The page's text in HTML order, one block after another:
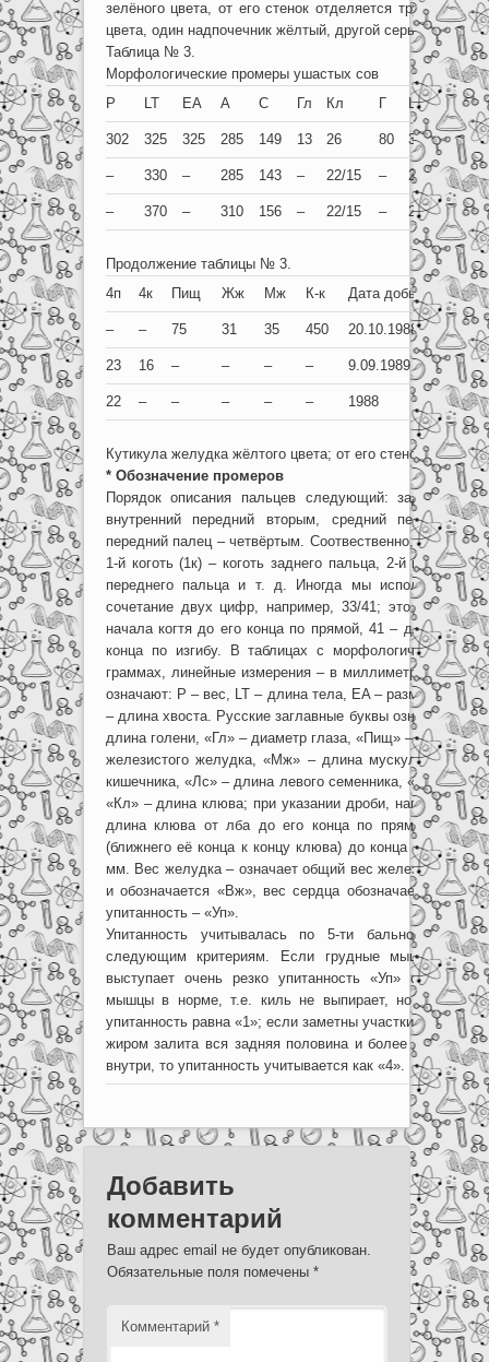
зелёного цвета, от его стенок отделяется трудно,
цвета, один надпочечник жёлтый, другой серый, как и
Таблица № 3.
Морфологические промеры ушастых сов
P
LT EA A C Гл Кл Г Ц 1п 1к
302 325 325 285 149 13 26 80 34 11 15
– 330 – 285 143 – 22/15 – 24 16 16
– 370 – 310 156 – 22/15 – 27 11 15
Продолжение таблицы № 3.
4п
4к Пищ Жж Мж К-к Дата добычи
– – 75 31 35 450 20.10.1988
23 16 – – – – 9.09.1989
22 – – – – – 1988
Кутикула желудка жёлтого цвета; от его стенок
* Обозначение промеров
Порядок описания пальцев следующий: задний
внутренний передний вторым, средний передний
передний палец – четвёртым. Соотвественно, мы
1-й коготь (1к) – коготь заднего пальца, 2-й коготь (2к)
переднего пальца и т. д. Иногда мы использовали в
сочетание двух цифр, например, 33/41; это
начала когтя до его конца по прямой, 41 – длина
конца по изгибу. В таблицах с морфологическими
граммах, линейные измерения – в миллиметрах.
означают: P – вес, LT – длина тела, EA – размах
– длина хвоста. Русские заглавные буквы означают:
длина голени, «Гл» – диаметр глаза, «Пищ» – длина
железистого желудка, «Мж» – длина мускулистого
кишечника, «Лс» – длина левого семенника, «Пс» –
«Кл» – длина клюва; при указании дроби, например,
длина клюва от лба до его конца по прямой 30 мм,
(ближнего её конца к концу клюва) до конца клюва по
мм. Вес желудка – означает общий вес железистого и
и обозначается «Вж», вес сердца обозначается «Вс»
упитанность – «Уп».
Упитанность учитывалась по 5-ти бальной
следующим критериям. Если грудные мышцы
выступает очень резко упитанность «Уп»
мышцы в норме, т.е. киль не выпирает, но жировых
упитанность равна «1»; если заметны участки жировых
жиром залита вся задняя половина и более – «3»,
внутри, то упитанность учитывается как «4».
Добавить
комментарий
Ваш адрес email не будет опубликован.
Обязательные поля помечены *
Комментарий *